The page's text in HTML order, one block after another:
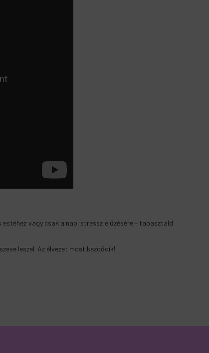
vagy csak a napi stressz elűzésére – tapasztald
leszel. Az élvezet most kezdődik!